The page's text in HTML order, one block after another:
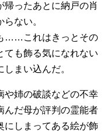
ったあとに納戸の肖
ない。
……これはきっとその
ても飾る気になれない
まい込んだ。
や姉の破談などの不幸
んだ母が評判の霊能者
にしまってある絵が飾